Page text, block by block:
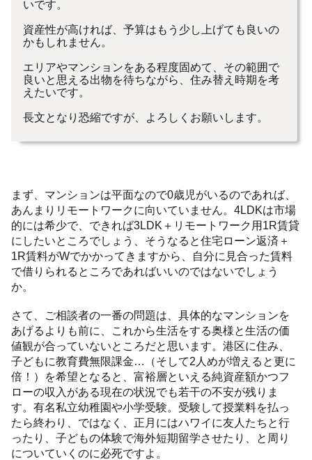
いです。
資産性が高ければ、予算はもう少し上げても良いの
かもしれません。
エリアやマンションをある程度固めて、その範囲で
良いと思える出物を待ちながら、住み替え時期を考
えたいです。
長文となり恐縮ですが、よろしくお願いします。
まず、マンションは平面なので0歳児がいるのであれば、
あんまりリモートワークに向いていません。4LDKは市場
的には希少で、できれば3LDK＋リモートワーク用1R賃貸
にしたいところでしょう、そうなると住宅ローン返済＋
1R賃料がWでかかってきますから、自分に見合った賃料
で借りられるところであればいいのではないでしょう
か。
さて、ご相談者の一番の問題は、具体的なマンションを
あげるよりも前に、これから生活をする奥様と生活の価
値観が合っていないところだと思います。港区に住み、
子どもに教育費無限課金…（そして2人めが増えると更に
倍！）を希望となると、富裕層といえる純資産額かつフ
ローの収入がある現在の状況でも若干の不安が残りま
す。有名私立幼稚園や小学受験。受験して授業料を払っ
たら終わり、ではなく、正月にはハワイに友人たちと行
ったり、子どもの体験で海外短期留学させたり、と周り
についていくのに必死ですよ。